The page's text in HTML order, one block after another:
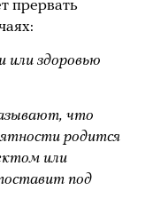
прервать
или здоровью
что
родится
или
под